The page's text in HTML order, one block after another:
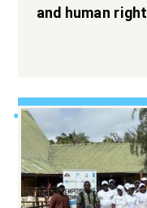
and human